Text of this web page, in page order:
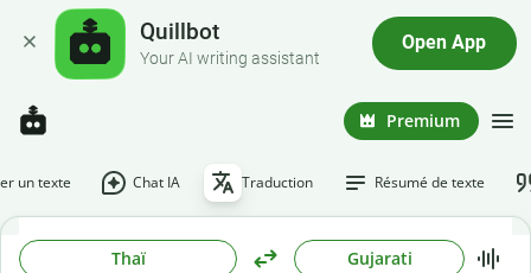
Quillbot
Your AI writing assistant
Open App
Premium
un texte Chat IA Traduction Résumé de texte
Thaï Gujarati